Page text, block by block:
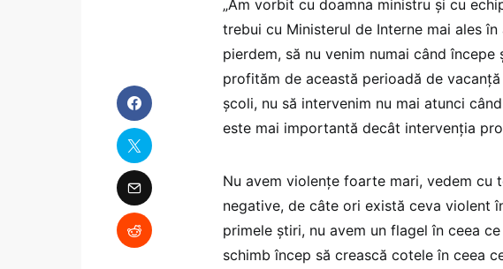
„Am vorbit cu doamna ministru și cu
trebui cu Ministerul de Interne mai ales
pierdem, să nu venim numai când
profităm de această perioadă de
școli, nu să intervenim nu mai atunci
este mai importantă decât intervenția
Nu avem violențe foarte mari, vedem cu
negative, de câte ori există ceva violent
primele știri, nu avem un flagel în ceea
schimb încep să crească cotele în ceea